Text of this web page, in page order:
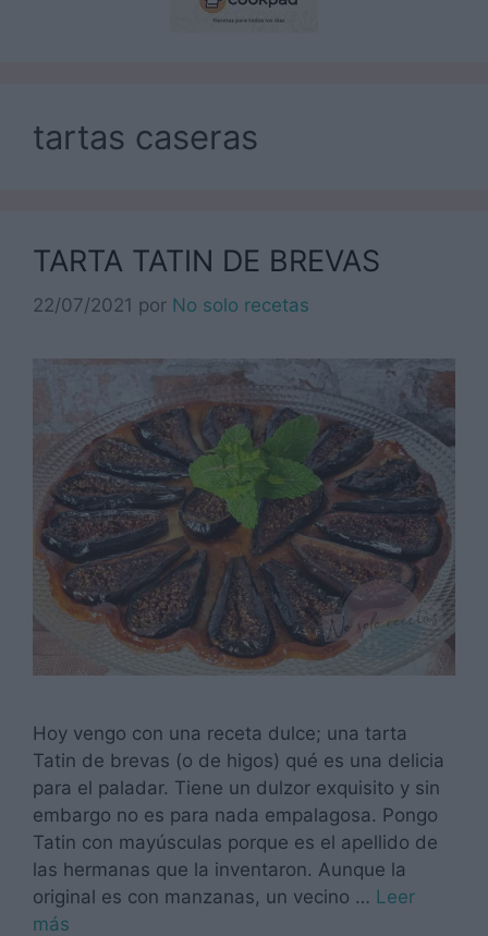
tartas caseras
TARTA TATIN DE BREVAS
22/07/2021 por No solo recetas
Hoy vengo con una receta dulce; una tarta
Tatin de brevas (o de higos) qué es una delicia
para el paladar. Tiene un dulzor exquisito y sin
embargo no es para nada empalagosa. Pongo
Tatin con mayúsculas porque es el apellido de
las hermanas que la inventaron. Aunque la
original es con manzanas, un vecino … Leer
más